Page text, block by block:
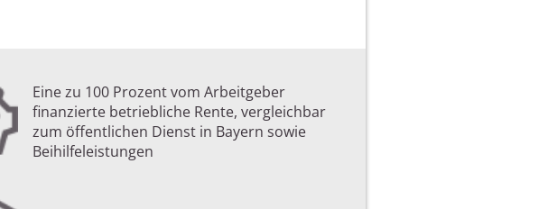
Eine zu 100 Prozent vom Arbeitgeber
finanzierte betriebliche Rente, vergleichbar
zum öffentlichen Dienst in Bayern sowie
Beihilfeleistungen